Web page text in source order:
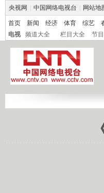
央视网 中国网络电视台 网站地
首页 新闻 经济 体育 综艺
电视
频道大全 栏目大全 节